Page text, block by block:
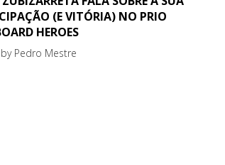
(E VITÓRIA) NO PRIO
HEROES
Pedro Mestre